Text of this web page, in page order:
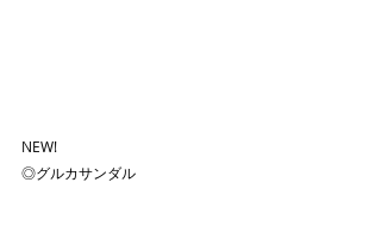
NEW!
◎グルカサンダル